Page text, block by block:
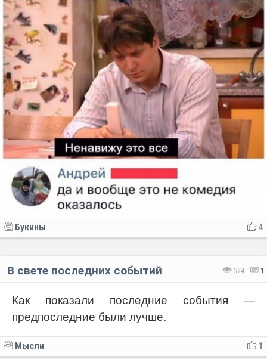
4
Букины
574 1
В свете последних событий
Как показали последние события —
предпоследние были лучше.
1
Мысли